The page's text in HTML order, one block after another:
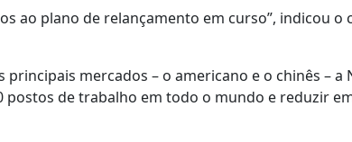
ao plano de relançamento em curso”, indicou
mercados – o americano e o chinês – a
de trabalho em todo o mundo e reduzir